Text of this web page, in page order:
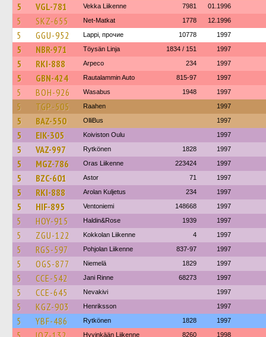
5 VGL-781 Vekka Liikenne 7981 01.1996
5 SKZ-655 Net-Matkat 1778 12.1996
5 GGU-952 Lappi, прочие 10778 1997
5 NBR-971 Töysän Linja 1834 / 151 1997
5 RKI-888 Arpeco 234 1997
5 GBN-424 Rautalammin Auto 815-97 1997
5 BOH-926 Wasabus 1948 1997
5 TGP-505 Raahen 1997
5 BAZ-550 OlliBus 1997
5 EIK-305 Koiviston Oulu 1997
5 VAZ-997 Rytkönen 1828 1997
5 MGZ-786 Oras Liikenne 223424 1997
5 BZC-601 Astor 71 1997
5 RKI-888 Arolan Kuljetus 234 1997
5 HIF-895 Ventoniemi 148668 1997
5 HOY-915 Haldin&Rose 1939 1997
5 ZGU-122 Kokkolan Liikenne 4 1997
5 RGS-597 Pohjolan Liikenne 837-97 1997
5 OGS-877 Niemelä 1829 1997
5 CCE-542 Jani Rinne 68273 1997
5 CCE-645 Nevakivi 1997
5 KGZ-903 Henriksson 1997
5 YBF-486 Rytkönen 1828 1997
Hyvinkään Liikenne 8260 1998